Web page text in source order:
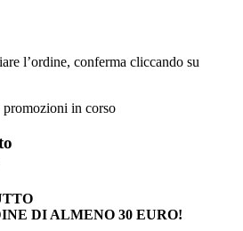
l’ordine, conferma cliccando su
in corso
DI ALMENO 30 EURO!